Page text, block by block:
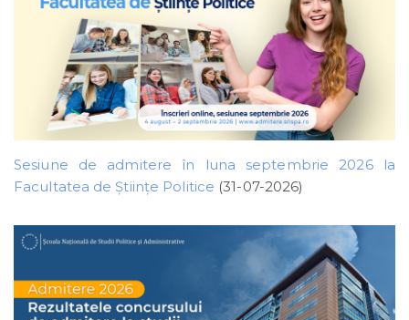
Sesiune de admitere în luna septembrie 2026 la
Facultatea de Științe Politice (31-07-2026)